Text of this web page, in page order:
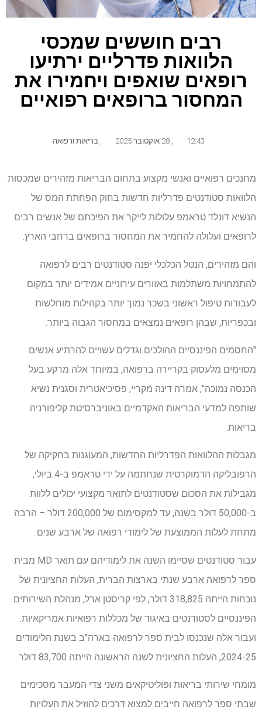
רבים חוששים שמכסי
הלוואות פדרליים ירתיעו
רופאים שואפים ויחמירו את
המחסור ברופאים רפואיים
12:43 בריאות ורפואה
מחנכים רפואיים ואנשי מקצוע בתחום הבריאות מזהירים שמכסות
הלוואות סטודנטים פדרליות חדשות בחוק הפחתת המס של
הנשיא דונלד טראמפ עלולות לייקר את הפיכתם של אנשים רבים
לרופאים ועלולה להחמיר את המחסור ברופאים ברחבי הארץ.
והם מזהירים, הנטל הכלכלי יפנה סטודנטים רבים לרפואה
להתמחויות משתלמות באזורים עירוניים אמידים יותר במקום
לעבודות טיפול ראשוני בשכר נמוך יותר בקהילות מוחלשות
ובכפריות, שבהן רופאים נמצאים במחסור הגבוה ביותר.
"החסמים הפיננסיים ההולכים וגדלים עשויים להרתיע אנשים
מסוימים מלעסוק בקריירה ברפואה, במיוחד אלה מרקע בעל
הכנסה נמוכה", אמרה דינה מקריי, פסיכיאטרית וסגנית נשיא
שותפה למדעי הבריאות האקדמיים באוניברסיטת קליפורניה
בריאות.
מגבלות ההלוואות הפדרליות החדשות, המעוגנות בחקיקה של
הרפובליקה הדמוקרטית שנחתמה על ידי טראמפ ב-4 ביולי,
מגבילות את הסכום שסטודנטים לתואר מקצועי יכולים ללוות
ב-50,000 דולר בשנה, עד למקסימום של 200,000 דולר – הרבה
מתחת לעלות הממוצעת של לימודי רפואה של ארבע שנים.
עבור סטודנטים שסיימו השנה את לימודיהם עם תואר MD מבית
ספר לרפואה ארבע שנתי בארצות הברית, העלות החציונית של
נוכחות הייתה 318,825 דולר, לפי קריסטן ארל, מנהלת השירותים
הפיננסיים לסטודנטים באיגוד של מכללות רפואיות אמריקאיות.
ועבור אלה שנכנסו לבית ספר לרפואה בארה"ב בשנת הלימודים
2024-25, העלות החציונית לשנה הראשונה הייתה 83,700 דולר.
מומחי שירותי בריאות ופוליטיקאים משני צדי המעבר מסכימים
שבתי ספר לרפואה חייבים למצוא דרכים להוזיל את העלויות